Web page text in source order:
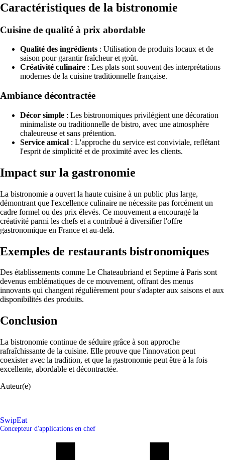
Caractéristiques de la bistronomie
Cuisine de qualité à prix abordable
Qualité des ingrédients : Utilisation de produits locaux et de
saison pour garantir fraîcheur et goût.
Créativité culinaire : Les plats sont souvent des interprétations
modernes de la cuisine traditionnelle française.
Ambiance décontractée
Décor simple : Les bistronomiques privilégient une décoration
minimaliste ou traditionnelle de bistro, avec une atmosphère
chaleureuse et sans prétention.
Service amical : L'approche du service est conviviale, reflétant
l'esprit de simplicité et de proximité avec les clients.
Impact sur la gastronomie
La bistronomie a ouvert la haute cuisine à un public plus large,
démontrant que l'excellence culinaire ne nécessite pas forcément un
cadre formel ou des prix élevés. Ce mouvement a encouragé la
créativité parmi les chefs et a contribué à diversifier l'offre
gastronomique en France et au-delà.
Exemples de restaurants bistronomiques
Des établissements comme Le Chateaubriand et Septime à Paris sont
devenus emblématiques de ce mouvement, offrant des menus
innovants qui changent régulièrement pour s'adapter aux saisons et aux
disponibilités des produits.
Conclusion
La bistronomie continue de séduire grâce à son approche
rafraîchissante de la cuisine. Elle prouve que l'innovation peut
coexister avec la tradition, et que la gastronomie peut être à la fois
excellente, abordable et décontractée.
Auteur(e)
SwipEat
Concepteur d'applications en chef